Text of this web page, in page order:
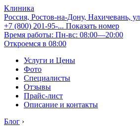
Клиника
Россия, Ростов-на-Дону, Нахичевань,
+7 (800) 201-95-... Показать номер
Время работы: Пн-вс: 08:00—20:00
Откроемся в 08:00
Услуги и Цены
Фото
Специалисты
Отзывы
Прайс-лист
Описание и контакты
Блог ›